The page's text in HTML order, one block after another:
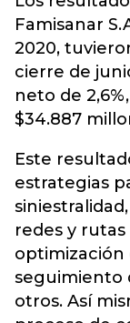
Famisanar
2020,
cierre de
neto de
$34.887
Este
estrategias
redes y
optimización
seguimiento
otros. Así